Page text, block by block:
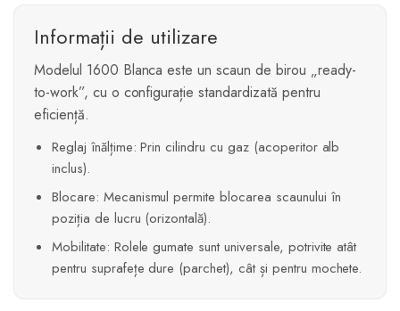
Informații de utilizare
Modelul 1600 Blanca este un scaun de birou „ready-
to-work”, cu o configurație standardizată pentru
eficiență.
Reglaj înălțime: Prin cilindru cu gaz (acoperitor alb
inclus).
Blocare: Mecanismul permite blocarea scaunului în
poziția de lucru (orizontală).
Mobilitate: Rolele gumate sunt universale, potrivite atât
pentru suprafețe dure (parchet), cât și pentru mochete.